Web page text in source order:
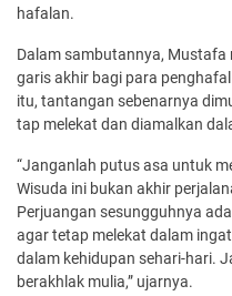
hafalan.
Dalam sambutannya,
garis akhir bagi para
itu, tantangan sebenarnya
tap melekat dan diamalkan
“Janganlah putus asa untuk
Wisuda ini bukan akhir
Perjuangan sesungguhnya
agar tetap melekat dalam
dalam kehidupan sehari-hari.
berakhlak mulia,” ujarnya.